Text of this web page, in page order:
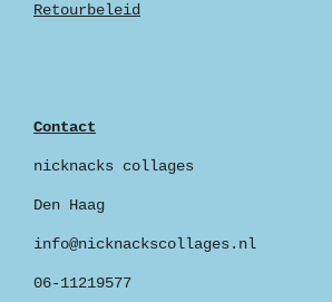
Retourbeleid
Contact
nicknacks collages
Den Haag
info@nicknackscollages.nl
06-11219577